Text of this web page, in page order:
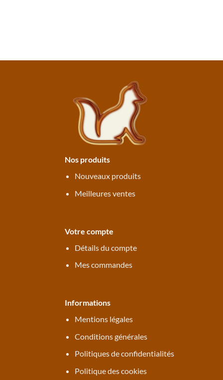
Nos produits
Nouveaux produits
Meilleures ventes
Votre compte
Détails du compte
Mes commandes
Informations
Mentions légales
Conditions générales
Politiques de confidentialités
Politique des cookies